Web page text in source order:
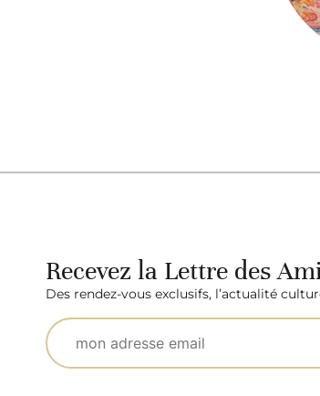
Recevez la Lettre des
Des rendez-vous exclusifs, l’actualité